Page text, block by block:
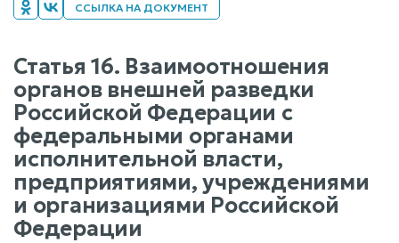
ССЫЛКА НА ДОКУМЕНТ
Статья 16. Взаимоотношения
органов внешней разведки
Российской Федерации с
федеральными органами
исполнительной власти,
предприятиями, учреждениями
и организациями Российской
Федерации